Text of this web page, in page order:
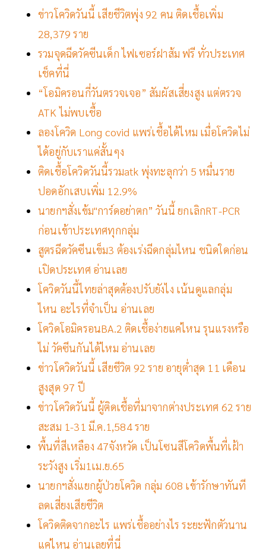
ข่าวโควิดวันนี้ เสียชีวิตพุ่ง 92 คน ติดเชื้อเพิ่ม
28,379 ราย
รวมจุดฉีดวัคซีนเด็ก ไฟเซอร์ฝาส้ม ฟรี ทั่วประเทศ
เช็คที่นี่
“โอมิครอนกี่วันตรวจเจอ” สัมผัสเสี่ยงสูง แต่ตรวจ
ATK ไม่พบเชื้อ
ลองโควิด Long covid แพร่เชื้อได้ไหม เมื่อโควิดไม่
ได้อยู่กับเราแค่สั้นๆง
ติดเชื้อโควิดวันนี้รวมatk พุ่งทะลุกว่า 5 หมื่นราย
ปอดอักเสบเพิ่ม 12.9%
นายกฯสั่งเข้ม"การ์ดอย่าตก” วันนี้ ยกเลิกRT-PCR
ก่อนเข้าประเทศทุกกลุ่ม
สูตรฉีดวัคซีนเข็ม3 ต้องเร่งฉีดกลุ่มไหน ชนิดใดก่อน
เปิดประเทศ อ่านเลย
โควิดวันนี้ไทยล่าสุดต้องปรับยังไง เน้นดูแลกลุ่ม
ไหน อะไรที่จำเป็น อ่านเลย
โควิดโอมิครอนBA.2 ติดเชื้อง่ายแค่ไหน รุนแรงหรือ
ไม่ วัคซีนกันได้ไหม อ่านเลย
ข่าวโควิดวันนี้ เสียชีวิต 92 ราย อายุต่ำสุด 11 เดือน
สูงสุด 97 ปี
ข่าวโควิดวันนี้ ผู้ติดเชื้อที่มาจากต่างประเทศ 62 ราย
สะสม 1-31 มี.ค.1,584 ราย
พื้นที่สีเหลือง 47จังหวัด เป็นโซนสีโควิดพื้นที่เฝ้า
ระวังสูง เริ่ม1เม.ย.65
นายกฯสั่งแยกผู้ป่วยโควิด กลุ่ม 608 เข้ารักษาทันที
ลดเสี่ยงเสียชีวิต
โควิดติดจากอะไร แพร่เชื้ออย่างไร ระยะฟักตัวนาน
แค่ไหน อ่านเลยที่นี่